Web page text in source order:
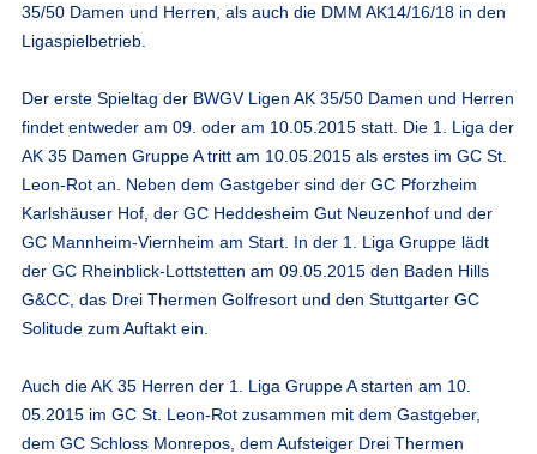
35/50 Damen und Herren, als auch die DMM AK14/16/18 in den
Ligaspielbetrieb.
Der erste Spieltag der BWGV Ligen AK 35/50 Damen und Herren
findet entweder am 09. oder am 10.05.2015 statt. Die 1. Liga der
AK 35 Damen Gruppe A tritt am 10.05.2015 als erstes im GC St.
Leon-Rot an. Neben dem Gastgeber sind der GC Pforzheim
Karlshäuser Hof, der GC Heddesheim Gut Neuzenhof und der
GC Mannheim-Viernheim am Start. In der 1. Liga Gruppe lädt
der GC Rheinblick-Lottstetten am 09.05.2015 den Baden Hills
G&CC, das Drei Thermen Golfresort und den Stuttgarter GC
Solitude zum Auftakt ein.
Auch die AK 35 Herren der 1. Liga Gruppe A starten am 10.
05.2015 im GC St. Leon-Rot zusammen mit dem Gastgeber,
dem GC Schloss Monrepos, dem Aufsteiger Drei Thermen